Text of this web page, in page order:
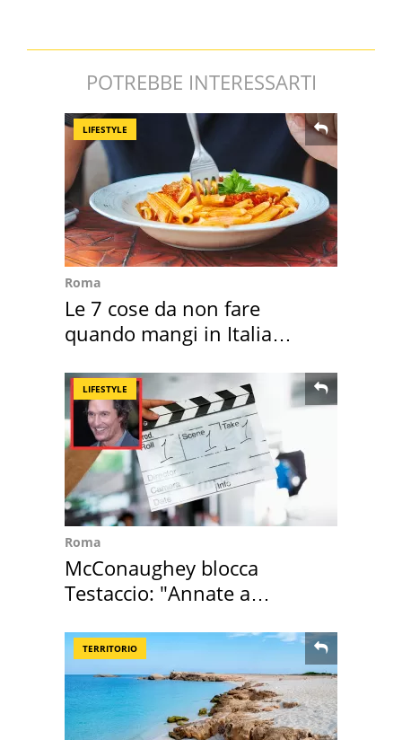
POTREBBE INTERESSARTI
LIFESTYLE
Roma
Le 7 cose da non fare
quando mangi in Italia
LIFESTYLE
Roma
McConaughey blocca
Testaccio: "Annate a
TERRITORIO